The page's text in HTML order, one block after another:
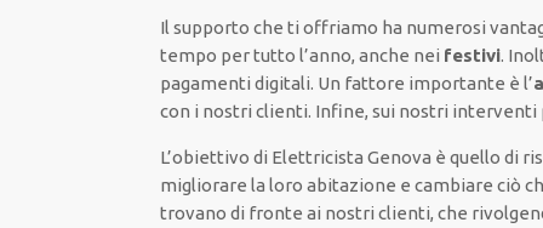
Il supporto che tioffriamo ha numerosi
tempo pertutto l’anno, anche nei festivi.
pagamentidigitali. Un fattore importante è l’
con i nostri clienti. Infine,sui nostri interventi
L’obiettivo di Elettricista Genova è quello di
migliorare la loro abitazione e cambiare ciò
trovano di fronte ai nostri clienti, che